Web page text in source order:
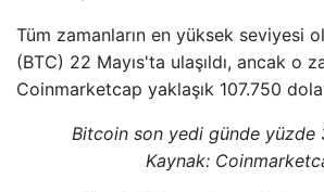
Tüm zamanların en yüksek seviyesi
(BTC) 22 Mayıs'ta ulaşıldı, ancak o
Coinmarketcap yaklaşık 107.750
Bitcoin son yedi günde yüzde
Kaynak: